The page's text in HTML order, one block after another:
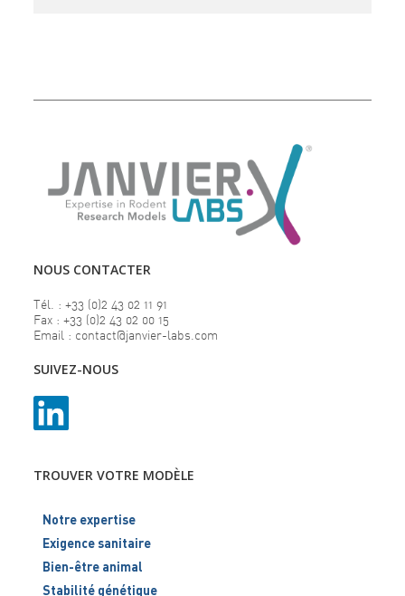
NOUS CONTACTER
Tél. : +33 (0)2 43 02 11 91
Fax : +33 (0)2 43 02 00 15
Email : contact@janvier-labs.com
SUIVEZ-NOUS
TROUVER VOTRE MODÈLE
Notre expertise
Exigence sanitaire
Bien-être animal
Stabilité génétique